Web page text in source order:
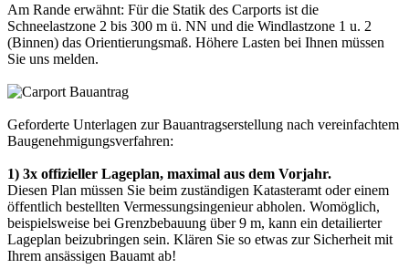
Am Rande erwähnt: Für die Statik des Carports ist die
Schneelastzone 2 bis 300 m ü. NN und die Windlastzone 1 u. 2
(Binnen) das Orientierungsmaß. Höhere Lasten bei Ihnen müssen
Sie uns melden.
Geforderte Unterlagen zur Bauantragserstellung nach vereinfachtem
Baugenehmigungsverfahren:
1) 3x offizieller Lageplan, maximal aus dem Vorjahr.
Diesen Plan müssen Sie beim zuständigen Katasteramt oder einem
öffentlich bestellten Vermessungsingenieur abholen. Womöglich,
beispielsweise bei Grenzbebauung über 9 m, kann ein detailierter
Lageplan beizubringen sein. Klären Sie so etwas zur Sicherheit mit
Ihrem ansässigen Bauamt ab!